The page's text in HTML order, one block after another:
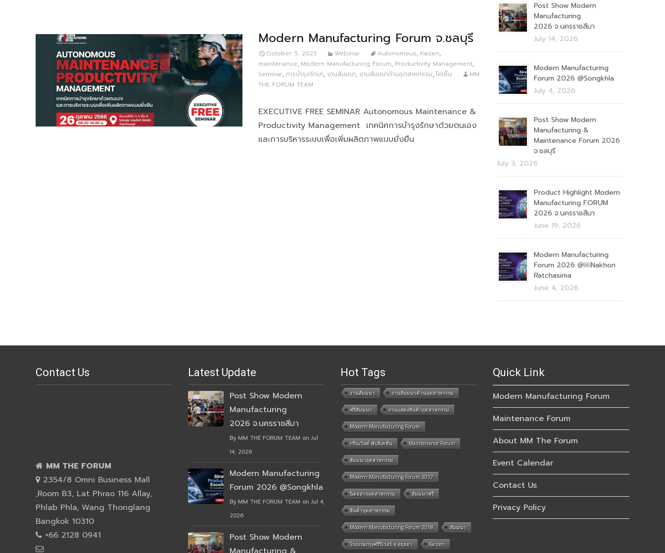
Modern Manufacturing Forum จ.ชลบุรี
October 5, 2023 Webinar Autonomous, Kaizen,
maintenance, Modern Manufacturing Forum, Productivity Management,
Seminar, การบำรุงรักษา, งานสัมมนา, งานสัมมนาด้านอุตสาหกรรม, ไคเซ็น
MM
THE FORUM TEAM
EXECUTIVE FREE SEMINAR Autonomous Maintenance &
Productivity Management เทคนิคการบำรุงรักษาด้วยตนเอง
และการบริหารระบบเพื่อเพิ่มผลิตภาพแบบยั่งยืน
Post Show Modern
Manufacturing
2026 จ.นครราชสีมา
July 14, 2026
Modern Manufacturing
Forum 2026 @Songkhla
July 4, 2026
Post Show Modern
Manufacturing &
Maintenance Forum 2026
จ.ชลบุรี
July 3, 2026
Product Highlight Modern
Manufacturing FORUM
2026 จ.นครราชสีมา
June 19, 2026
Modern Manufacturing
Forum 2026 @￼Nakhon
Ratchasima
June 4, 2026
Contact Us
MM THE FORUM
2354/8 Omni Business Mall
,Room B3, Lat Phrao 116 Allay,
Phlab Phla, Wang Thonglang
Bangkok 10310
+66 2128 0941
Latest Update
Post Show Modern
Manufacturing
2026 จ.นครราชสีมา
By MM THE FORUM TEAM on Jul
14, 2026
Modern Manufacturing
Forum 2026 @Songkhla
By MM THE FORUM TEAM on Jul 4,
2026
Post Show Modern
Hot Tags
งานสัมมนา งานสัมมนาด้านอุตสาหกรรม
ฟรีสัมมนา งานแสดงสินค้าอุตสาหกรรม
Modern Manufacturing Forum
กรีนเวิลด์ พับลิเคชั่น Maintenance Forum
สัมมนาอุตสาหกรรม
Modern Manufacturing Forum 2017
นิตยสารอุตสาหกรรม สัมมนาฟรี
สินค้าอุตสาหกรรม
Modern Manufacturing Forum 2018 สัมมนา
โรงแรมกรุงศรีริเวอร์ จ.อยุธยา Kaizen
Quick Link
Modern Manufacturing Forum
Maintenance Forum
About MM The Forum
Event Calendar
Contact Us
Privacy Policy